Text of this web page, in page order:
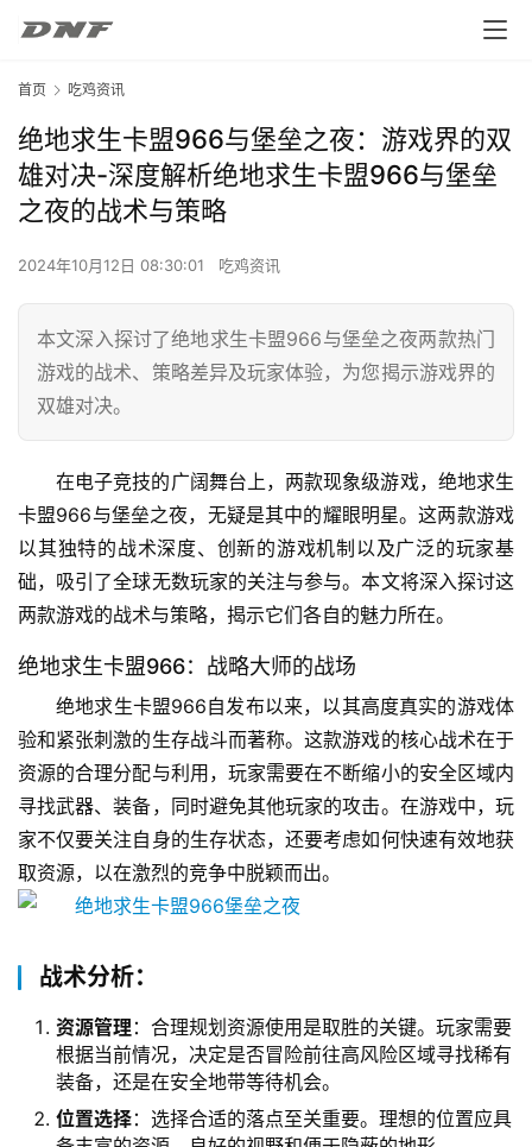
首页 吃鸡资讯
绝地求生卡盟966与堡垒之夜：游戏界的双
雄对决-深度解析绝地求生卡盟966与堡垒
之夜的战术与策略
2024年10月12日 08:30:01 吃鸡资讯
本文深入探讨了绝地求生卡盟966与堡垒之夜两款热门
游戏的战术、策略差异及玩家体验，为您揭示游戏界的
双雄对决。
在电子竞技的广阔舞台上，两款现象级游戏，绝地求生
卡盟966与堡垒之夜，无疑是其中的耀眼明星。这两款游戏
以其独特的战术深度、创新的游戏机制以及广泛的玩家基
础，吸引了全球无数玩家的关注与参与。本文将深入探讨这
两款游戏的战术与策略，揭示它们各自的魅力所在。
绝地求生卡盟966：战略大师的战场
绝地求生卡盟966自发布以来，以其高度真实的游戏体
验和紧张刺激的生存战斗而著称。这款游戏的核心战术在于
资源的合理分配与利用，玩家需要在不断缩小的安全区域内
寻找武器、装备，同时避免其他玩家的攻击。在游戏中，玩
家不仅要关注自身的生存状态，还要考虑如何快速有效地获
取资源，以在激烈的竞争中脱颖而出。
战术分析：
资源管理 ：合理规划资源使用是取胜的关键。玩家需要
根据当前情况，决定是否冒险前往高风险区域寻找稀有
装备，还是在安全地带等待机会。
位置选择：选择合适的落点至关重要。理想的位置应具